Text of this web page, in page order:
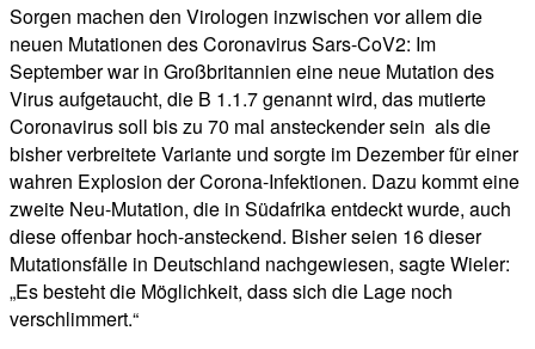
Sorgen machen den Virologen inzwischen vor allem die
neuen Mutationen des Coronavirus Sars-CoV2: Im
September war in Großbritannien eine neue Mutation des
Virus aufgetaucht, die B 1.1.7 genannt wird, das mutierte
Coronavirus soll bis zu 70 mal ansteckender sein als die
bisher verbreitete Variante und sorgte im Dezember für einer
wahren Explosion der Corona-Infektionen. Dazu kommt eine
zweite Neu-Mutation, die in Südafrika entdeckt wurde, auch
diese offenbar hoch-ansteckend. Bisher seien 16 dieser
Mutationsfälle in Deutschland nachgewiesen, sagte Wieler:
„Es besteht die Möglichkeit, dass sich die Lage noch
verschlimmert.“